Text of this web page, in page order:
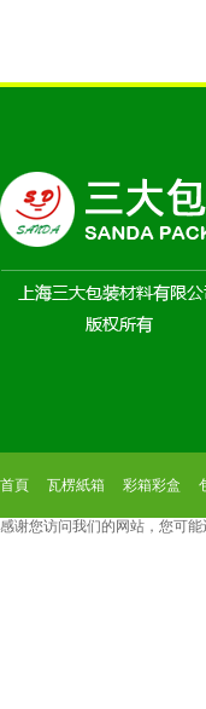
首頁 瓦楞紙箱 彩箱彩盒
感谢您访问我们的网站，您可能